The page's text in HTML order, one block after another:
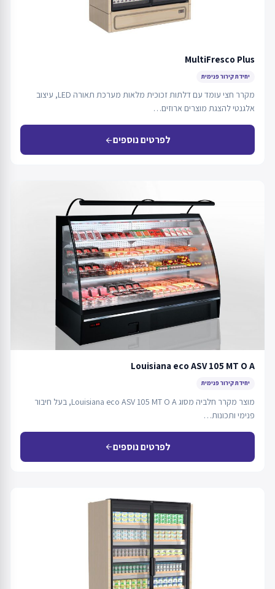
MultiFresco Plus
יחידת קירור פנימית
מקרר חצי עומד עם דלתות זכוכית מלאות מערכת תאורה LED, עיצוב
אלגנטי להצגת מוצרים ארוזים…
לפרטים נוספיםarrow_back
Louisiana eco ASV 105 MT O A
יחידת קירור פנימית
מוצר מקרר חלביה מסוג Louisiana eco ASV 105 MT O A, בעל חיבור
פנימי ותכונות…
לפרטים נוספיםarrow_back